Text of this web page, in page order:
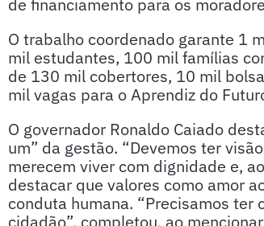
de financiamento para os
O trabalho coordenado garante 1
mil estudantes, 100 mil famílias
de 130 mil cobertores, 10 mil
mil vagas para o Aprendiz do
O governador Ronaldo Caiado
um” da gestão. “Devemos ter
merecem viver com dignidade e,
destacar que valores como amor
conduta humana. “Precisamos ter
cidadão”, completou, ao